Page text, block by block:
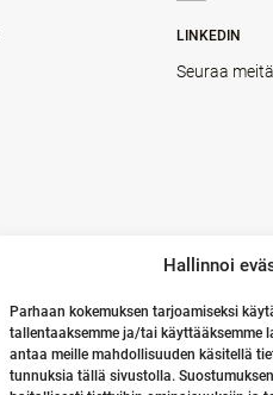
Hallinnoi
Parhaan kokemuksen tarjoamiseksi
tallentaaksemme ja/tai käyttääksemme
antaa meille mahdollisuuden käsitellä
tunnuksia tällä sivustolla.
LINKEDIN
Seuraa